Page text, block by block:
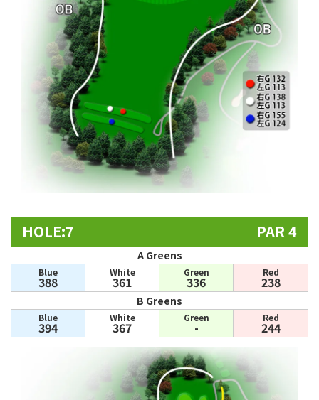
HOLE:7 PAR 4
A Greens
Blue
388
White
361
Green
336
Red
238
B Greens
Blue
394
White
367
Green
-
Red
244